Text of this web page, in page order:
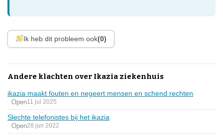
Ik heb dit probleem ook(0)
Andere klachten over Ikazia ziekenhuis
ikazia maakt fouten en negeert mensen en schend rechten
Open11 jul 2025
Slechte telefonistes bij het ikazia
Open28 jun 2022